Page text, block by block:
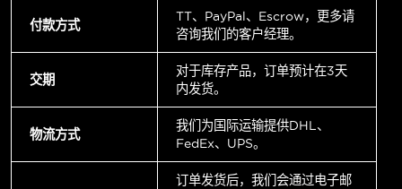
付款方式
TT、PayPal、Escrow，更多请
咨询我们的客户经理。
交期
对于库存产品，订单预计在3天
内发货。
物流方式
我们为国际运输提供DHL、
FedEx、UPS。
订单发货后，我们会通过电子邮